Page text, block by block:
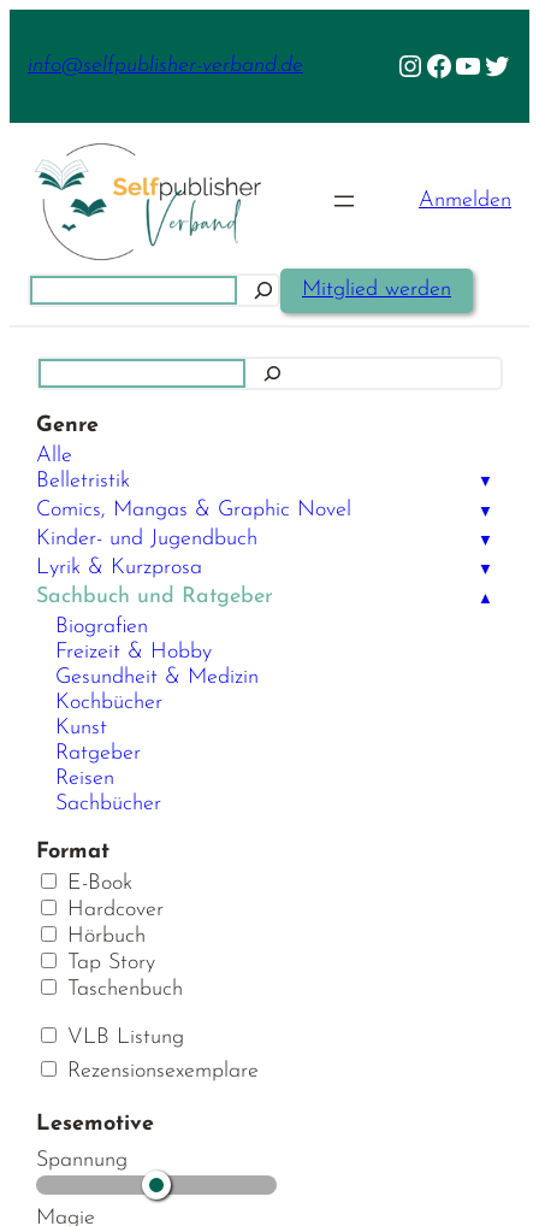
Inhalt
info@selfpublisher-verband.de Instagram
Facebook
Anmelden
Mitglied werden
Genre
Alle
Belletristik
▼
Comics, Mangas & Graphic Novel ▼
Kinder- und Jugendbuch ▼
Lyrik & Kurzprosa ▼
Sachbuch und Ratgeber ▲
Biografien
Freizeit & Hobby
Gesundheit & Medizin
Kochbücher
Kunst
Ratgeber
Reisen
Sachbücher
Format
E-Book
Hardcover
Hörbuch
Tap Story
Taschenbuch
VLB Listung
Rezensionsexemplare
Lesemotive
Spannung
Magie